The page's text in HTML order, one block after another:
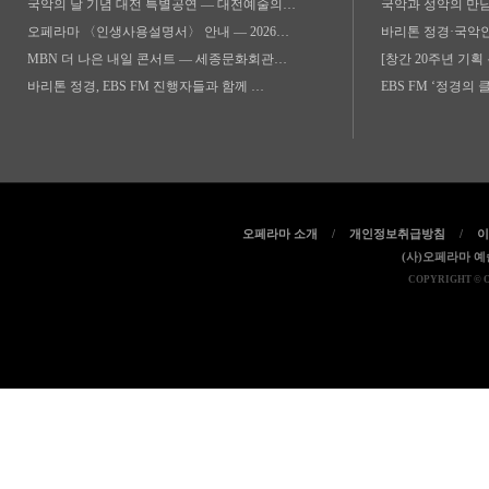
국악의 날 기념 대전 특별공연 — 대전예술의…
오페라마 〈인생사용설명서〉 안내 — 2026…
MBN 더 나은 내일 콘서트 — 세종문화회관…
바리톤 정경, EBS FM 진행자들과 함께 …
국악과 성악의 만
바리톤 정경·국
[창간 20주년 기
EBS FM ‘정경의
오페라마 소개 / 개인정보취급방침 /
(사)오페라마 예
COPYRIGHT ©